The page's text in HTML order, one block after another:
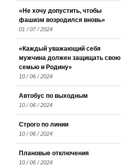
«Не хочу допустить, чтобы
фашизм возродился вновь»
01 / 07 / 2024
«Каждый уважающий себя
мужчина должен защищать свою
семью и Родину»
10 / 06 / 2024
Автобус по выходным
10 / 06 / 2024
Строго по линии
10 / 06 / 2024
Плановые отключения
10 / 06 / 2024